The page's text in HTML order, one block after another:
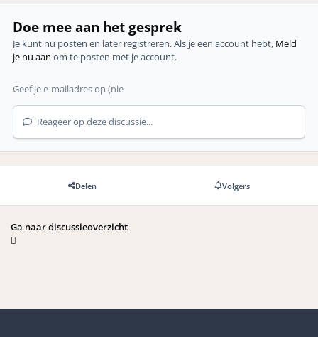
Doe mee aan het gesprek
Je kunt nu posten en later registreren. Als je een account hebt, Meld
je nu aan om te posten met je account.
Reageer op deze discussie...
Delen Volgers
Ga naar discussieoverzicht